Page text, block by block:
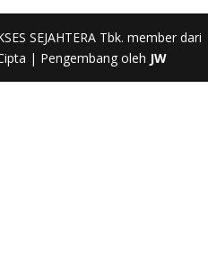
SEJAHTERA Tbk. member dari
| Pengembang oleh JW